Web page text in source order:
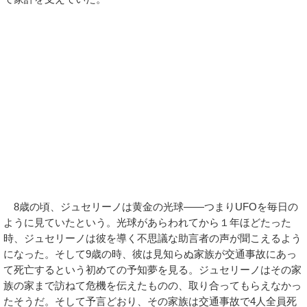
8歳の頃、ジュセリーノは黄金の光球――つまりUFOを毎日の
ように見ていたという。光球があらわれてから１年ほどたった
時、ジュセリーノは彼を導く不思議な助言者の声が聞こえるよう
になった。そして9歳の時、彼は見知らぬ家族が交通事故にあっ
て死亡するという初めての予知夢を見る。ジュセリーノはその家
族の家まで訪ねて危機を伝えたものの、取り合ってもらえなかっ
たそうだ。そして予言どおり、その家族は交通事故で4人全員死